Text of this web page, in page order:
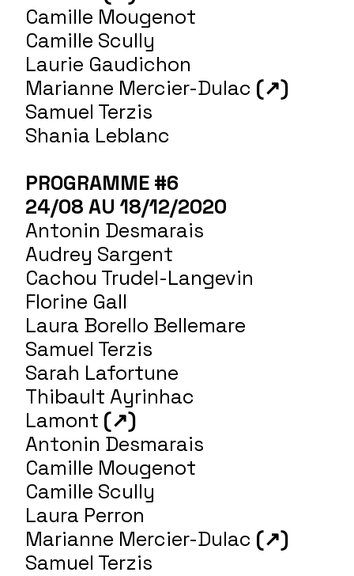
Camille Mougenot
Camille Scully
Laurie Gaudichon
Marianne Mercier-Dulac (↗)
Samuel Terzis
Shania Leblanc
PROGRAMME #6
24/08 AU 18/12/2020
Antonin Desmarais
Audrey Sargent
Cachou Trudel-Langevin
Florine Gall
Laura Borello Bellemare
Samuel Terzis
Sarah Lafortune
Thibault Ayrinhac
Lamont (↗)
Antonin Desmarais
Camille Mougenot
Camille Scully
Laura Perron
Marianne Mercier-Dulac (↗)
Samuel Terzis